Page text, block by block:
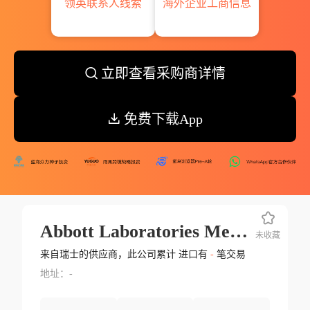
领英联系人线索 海外企业工商信息
立即查看采购商详情
免费下载App
Abbott Laboratories Mexico S.a.
来自瑞士的供应商，此公司累计 进口有 -笔交易
地址：-
未收藏